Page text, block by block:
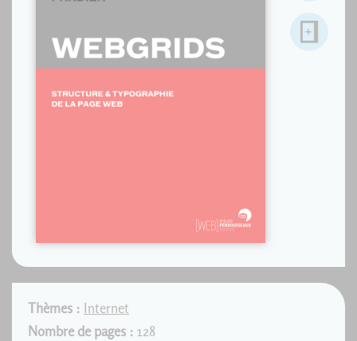
Thèmes : Internet
Nombre de pages : 128